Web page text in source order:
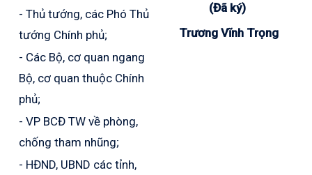
- Thủ tướng, các Phó Thủ
tướng Chính phủ;
- Các Bộ, cơ quan ngang
Bộ, cơ quan thuộc Chính
phủ;
- VP BCĐ TW về phòng,
chống tham nhũng;
- HĐND, UBND các tỉnh,
(Đã ký)
Trương Vĩnh Trọng